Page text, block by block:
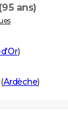
(95 ans)
)
(Ardèche)